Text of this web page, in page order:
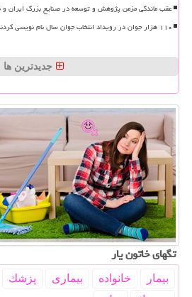
عقب ماندگی مزمن پژوهش و توسعه در صنایع بزرگ ایران و
۱۱۰ هزار جوان در رویداد انتخاب جوان سال نام نویسی کردند
جدیدترین ها
تگهای خاتون یار
بیمار خانواده بیماری پزشك